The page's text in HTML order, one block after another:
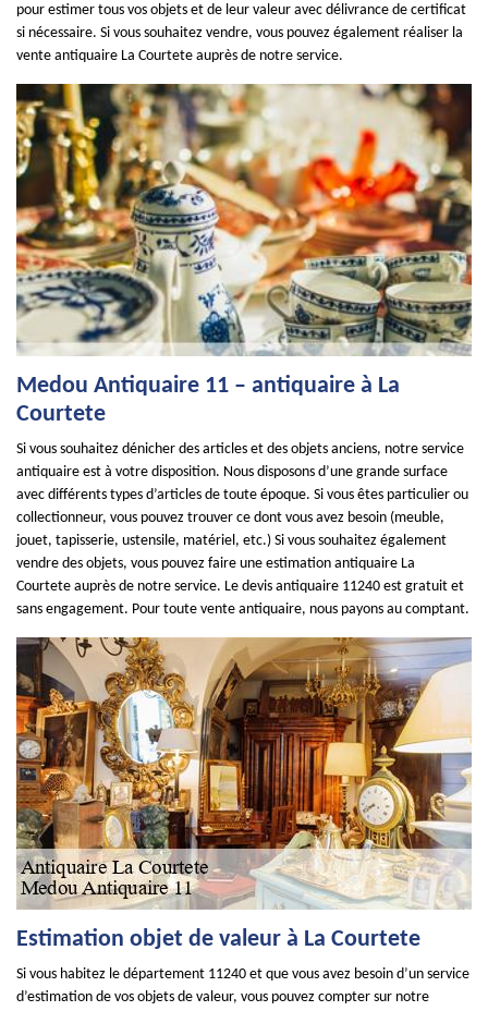
pour estimer tous vos objets et de leur valeur avec délivrance de certificat
si nécessaire. Si vous souhaitez vendre, vous pouvez également réaliser la
vente antiquaire La Courtete auprès de notre service.
Medou Antiquaire 11 – antiquaire à La
Courtete
Si vous souhaitez dénicher des articles et des objets anciens, notre service
antiquaire est à votre disposition. Nous disposons d’une grande surface
avec différents types d’articles de toute époque. Si vous êtes particulier ou
collectionneur, vous pouvez trouver ce dont vous avez besoin (meuble,
jouet, tapisserie, ustensile, matériel, etc.) Si vous souhaitez également
vendre des objets, vous pouvez faire une estimation antiquaire La
Courtete auprès de notre service. Le devis antiquaire 11240 est gratuit et
sans engagement. Pour toute vente antiquaire, nous payons au comptant.
Estimation objet de valeur à La Courtete
Si vous habitez le département 11240 et que vous avez besoin d’un service
d’estimation de vos objets de valeur, vous pouvez compter sur notre